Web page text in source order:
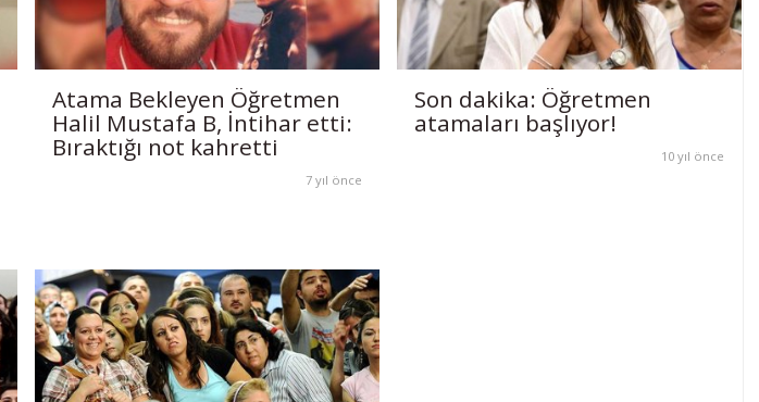
Atama Bekleyen Öğretmen
Halil Mustafa B, İntihar etti:
Bıraktığı not kahretti
7 yıl önce
Son dakika: Öğretmen
atamaları başlıyor!
10 yıl önce